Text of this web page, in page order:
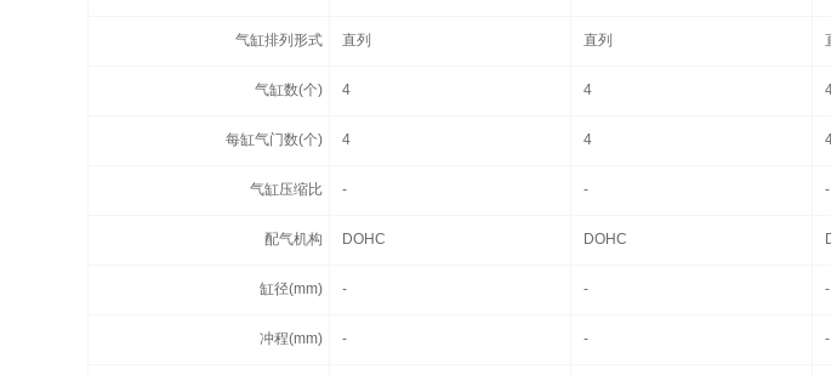
气缸排列形式 直列 直列
气缸数(个) 4 4
每缸气门数(个) 4 4
气缸压缩比 - - -
配气机构 DOHC DOHC
缸径(mm) - - -
冲程(mm) - - -